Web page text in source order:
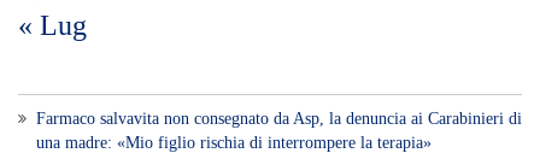
« Lug
Farmaco salvavita non consegnato da Asp, la denuncia ai Carabinieri di
una madre: «Mio figlio rischia di interrompere la terapia»